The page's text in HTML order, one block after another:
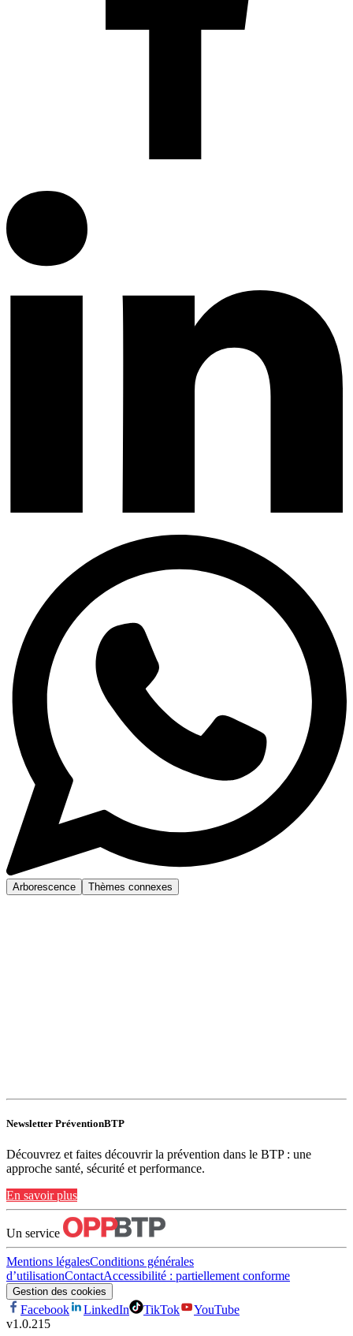
Arborescence Thèmes connexes
Newsletter PréventionBTP
Découvrez et faites découvrir la prévention dans le BTP : une
approche santé, sécurité et performance.
En savoir plus
Un service
Mentions légalesConditions générales
d’utilisationContactAccessibilité : partiellement conforme
Gestion des cookies
Facebook LinkedIn TikTok
YouTube
v1.0.215